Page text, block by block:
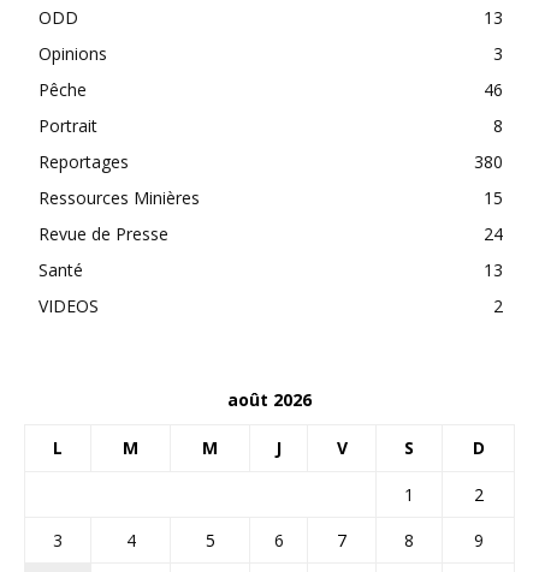
ODD
13
Opinions
3
Pêche
46
Portrait
8
Reportages
380
Ressources Minières
15
Revue de Presse
24
Santé
13
VIDEOS
2
août 2026
L M M J V S D
1
2
3
4 5 6 7 8
9